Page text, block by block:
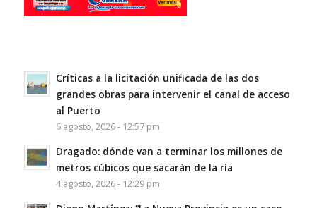
Críticas a la licitación unificada de las dos
grandes obras para intervenir el canal de acceso
al Puerto
6 agosto, 2026 - 12:57 pm
Dragado: dónde van a terminar los millones de
metros cúbicos que sacarán de la ría
4 agosto, 2026 - 12:29 pm